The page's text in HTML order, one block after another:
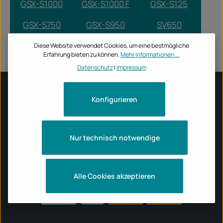
GSX-S1000
GSX-S1000 F
GSX-S125
GSX-S750
GSX-S950
SV650
SV650 X
MOTORRADMARKEN
Diese Website verwendet Cookies, um eine bestmögliche
Erfahrung bieten zu können.Mehr Informationen ...
Datenschutz| Impressum
Nur technisch notwendige
Konfigurieren
Alle Cookies akzeptieren